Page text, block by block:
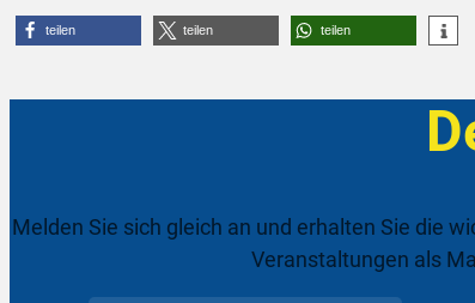
teilen teilen teilen
Melden Sie sich gleich an und erhalten Sie die
Veranstaltungen als